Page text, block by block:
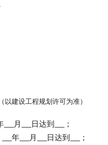
以建设工程规划许可为准）
月 日达到
；
年 月 日达到
；